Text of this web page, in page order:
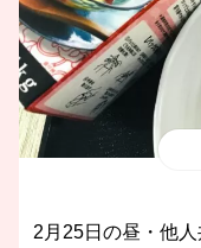
2月25日の昼・他